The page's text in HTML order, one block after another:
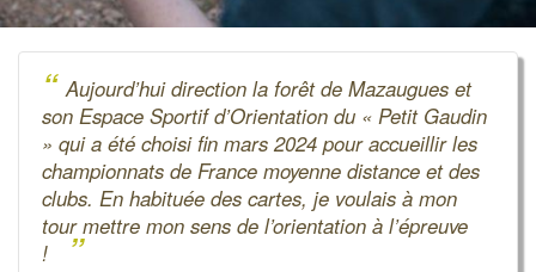
“Aujourd’hui direction la forêt de Mazaugues et
son Espace Sportif d’Orientation du « Petit Gaudin
» qui a été choisi fin mars 2024 pour accueillir les
championnats de France moyenne distance et des
clubs. En habituée des cartes, je voulais à mon
tour mettre mon sens de l’orientation à l’épreuve
!
”